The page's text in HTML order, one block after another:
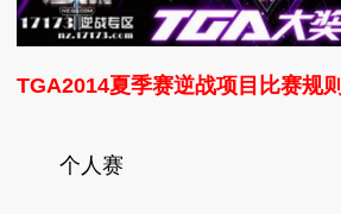
TGA2014夏季赛逆战项目比赛规则
个人赛